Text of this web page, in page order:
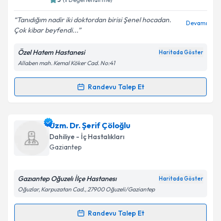
Kişisel verilerimin işlenmesine ilişkin
Aydınlatma
Metni'ni okudum ve kişisel verilerimin belirtilen
kapsamda işlenmesini kabul ediyorum.
Tanıdığım nadir iki doktordan birisi Şenel hocadan.
Çok kibar beyfendi...
Devamı
Özel Hatem Hastanesi Haritada Göster
Allaben mah. Kemal Köker Cad. No:41
Randevu Talep Et
Randevu Takvimi Talebi
Uzm. Dr. Şenel Bolatiçin randevu takvimi talebi
oluşturun. Size bu uzmandan randevu almanız için bir
takvim hazırlandığında e-posta ile bilgilendireceğiz.
Kişisel verilerimin işlenmesine ilişkin
Uzm. Dr. Şerif Çöloğlu
Dahiliye - İç Hastalıkları
Gaziantep
Gazıantep Oğuzelı İlçe Hastanesı Haritada Göster
Oğuzlar, Karpuzatan Cad., 27900 Oğuzeli/Gaziantep
Randevu Talep Et
Randevu Takvimi Talebi